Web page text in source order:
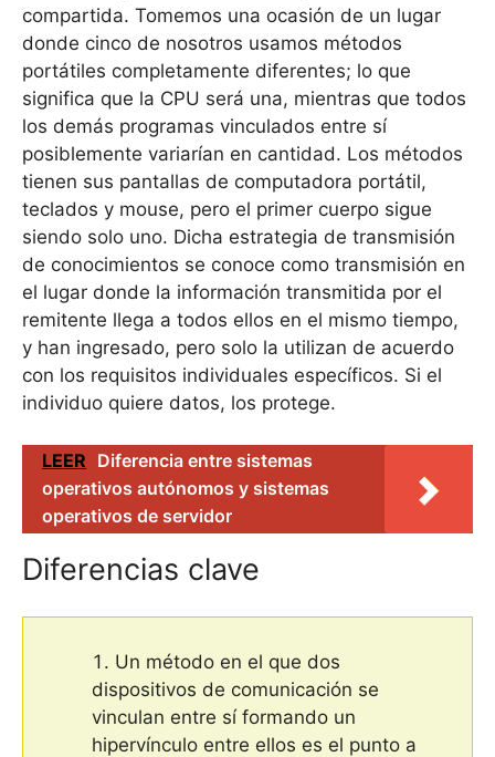
compartida. Tomemos una ocasión de un lugar
donde cinco de nosotros usamos métodos
portátiles completamente diferentes; lo que
significa que la CPU será una, mientras que todos
los demás programas vinculados entre sí
posiblemente variarían en cantidad. Los métodos
tienen sus pantallas de computadora portátil,
teclados y mouse, pero el primer cuerpo sigue
siendo solo uno. Dicha estrategia de transmisión
de conocimientos se conoce como transmisión en
el lugar donde la información transmitida por el
remitente llega a todos ellos en el mismo tiempo,
y han ingresado, pero solo la utilizan de acuerdo
con los requisitos individuales específicos. Si el
individuo quiere datos, los protege.
LEER Diferencia entre sistemas
operativos autónomos y sistemas
operativos de servidor
Diferencias clave
Un método en el que dos
dispositivos de comunicación se
vinculan entre sí formando un
hipervínculo entre ellos es el punto a